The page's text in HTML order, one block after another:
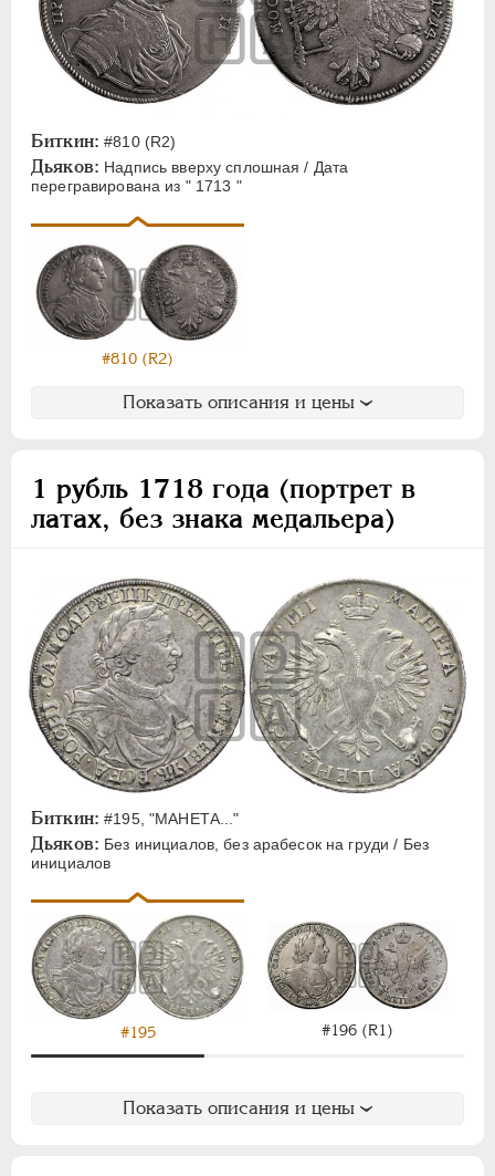
Биткин: #810 (R2)
Дьяков: Надпись вверху сплошная / Дата
перегравирована из " 1713 "
#810 (R2)
Показать описания и цены
1 рубль 1718 года (портрет в
латах, без знака медальера)
Биткин: #195, "МАНЕТА..."
Дьяков: Без инициалов, без арабесок на груди / Без
инициалов
#195 #196 (R1)
Показать описания и цены